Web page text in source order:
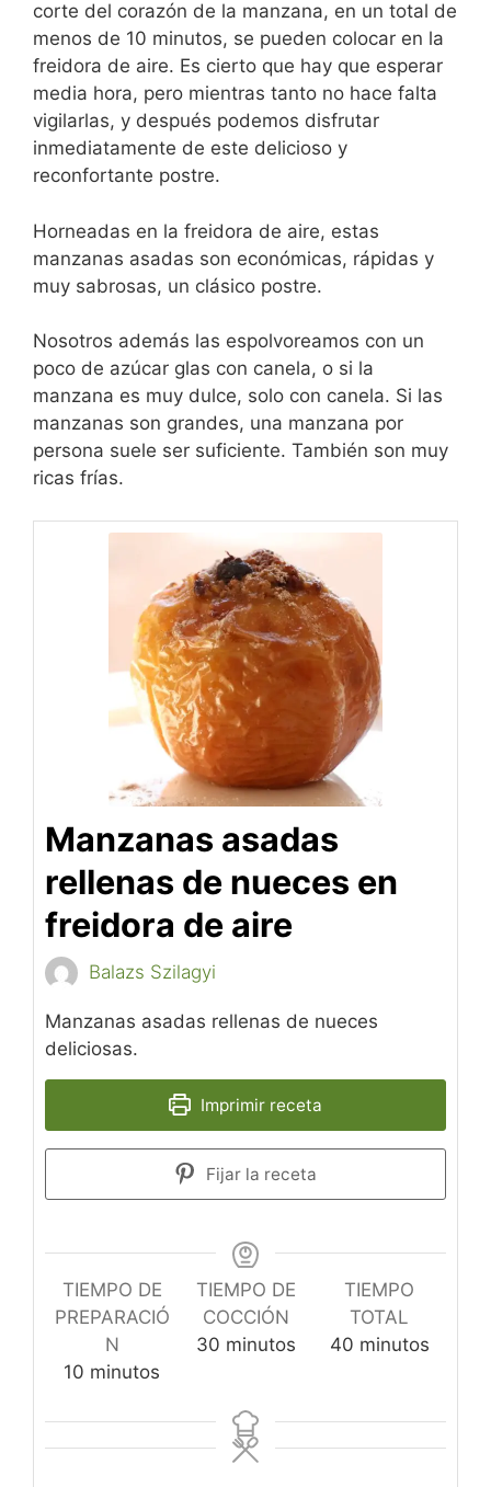
corte del corazón de la manzana, en un total de
menos de 10 minutos, se pueden colocar en la
freidora de aire. Es cierto que hay que esperar
media hora, pero mientras tanto no hace falta
vigilarlas, y después podemos disfrutar
inmediatamente de este delicioso y
reconfortante postre.
Horneadas en la freidora de aire, estas
manzanas asadas son económicas, rápidas y
muy sabrosas, un clásico postre.
Nosotros además las espolvoreamos con un
poco de azúcar glas con canela, o si la
manzana es muy dulce, solo con canela. Si las
manzanas son grandes, una manzana por
persona suele ser suficiente. También son muy
ricas frías.
Manzanas asadas
rellenas de nueces en
freidora de aire
Balazs Szilagyi
Manzanas asadas rellenas de nueces
deliciosas.
Imprimir receta
Fijar la receta
TIEMPO DE
PREPARACIÓ
N
10 minutos
minutos
TIEMPO DE
COCCIÓN
30minutos
minutos
TIEMPO
TOTAL
40minutos
minutos